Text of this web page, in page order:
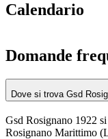
Calendario
Domande
Dove si trova Gsd
Gsd Rosignano 1922
Rosignano Marittimo